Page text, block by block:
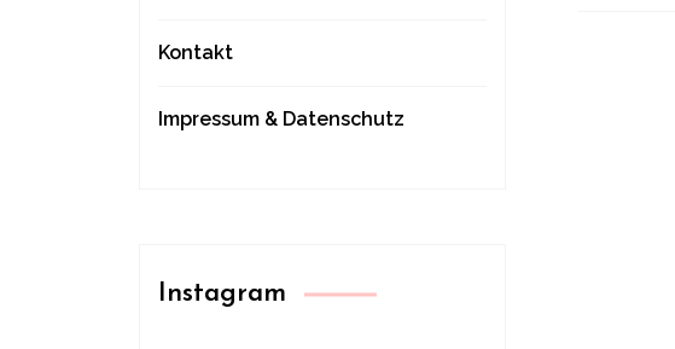
Kontakt
Impressum & Datenschutz
Instagram